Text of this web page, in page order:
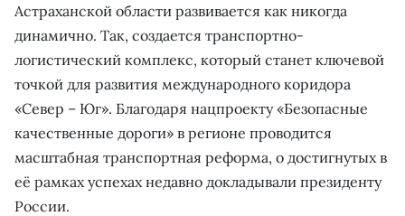
Астраханской области развивается как никогда
динамично. Так, создается транспортно-
логистический комплекс, который станет ключевой
точкой для развития международного коридора
«Север – Юг». Благодаря нацпроекту «Безопасные
качественные дороги» в регионе проводится
масштабная транспортная реформа, о достигнутых в
её рамках успехах недавно докладывали президенту
России.